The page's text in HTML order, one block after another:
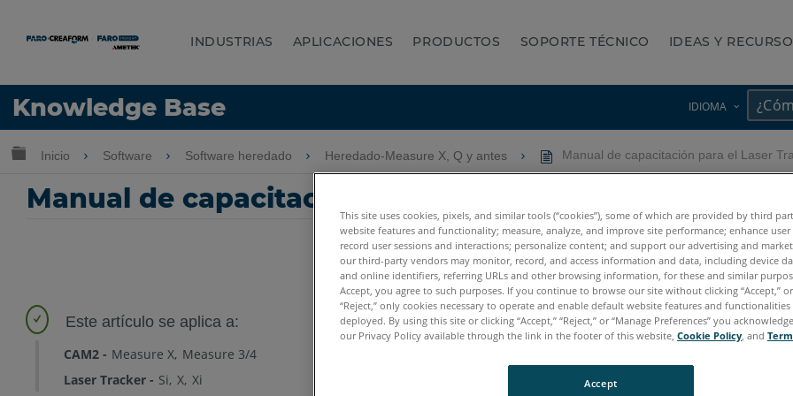
INDUSTRIAS APLICACIONES PRODUCTOS SOPORTE TÉCNICO IDEAS Y
Knowledge Base IDIOMA
Idioma
Expandir/contraer jerarquía global
Inicio Software Software heredado Heredado-Measure X, Q y antes Manual de capacitación para el Laser
Manual de capacitación para el Laser Tracker
CAM2 Measure X Measure 3/4
Laser Tracker
Si X Xi
This site uses cookies, pixels, and similar tools (“cookies”), some of which are provided by third
website features and functionality; measure, analyze, and improve site performance; enhance user
record user sessions and interactions; personalize content; and support our advertising and
our third-party vendors may monitor, record, and access information and data, including device
and online identifiers, referring URLs and other browsing information, for these and similar
Accept, you agree to such purposes. If you continue to browse our site without clicking “Accept,”
“Reject,” only cookies necessary to operate and enable default website features and
deployed. By using this site or clicking “Accept,” “Reject,” or “Manage Preferences” you
our Privacy Policy available through the link in the footer of this website, Cookie Policy, and
Accept